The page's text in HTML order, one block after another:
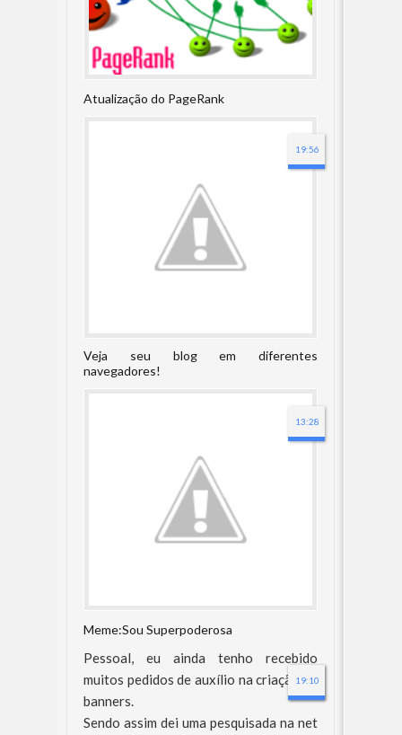
Atualização do PageRank
Veja seu blog em diferentes
navegadores!
19:56
Meme:Sou Superpoderosa
13:28
21:06
Pessoal, eu ainda tenho recebido
muitos pedidos de auxílio na criação de
banners.
Sendo assim dei uma pesquisada na net
19:10